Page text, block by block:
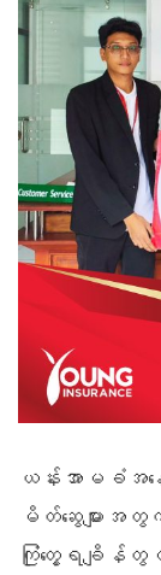
ယန်းအာမခံ
မိတ်ဆွေများအတွ
ကြုံတွေ့ရချိန်